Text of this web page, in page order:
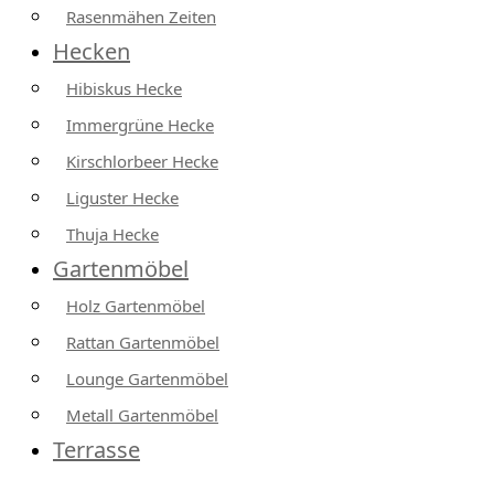
Rasenmähen Zeiten
Hecken
Hibiskus Hecke
Immergrüne Hecke
Kirschlorbeer Hecke
Liguster Hecke
Thuja Hecke
Gartenmöbel
Holz Gartenmöbel
Rattan Gartenmöbel
Lounge Gartenmöbel
Metall Gartenmöbel
Terrasse